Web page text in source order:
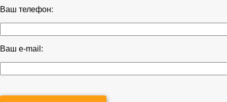
Ваш телефон:
Ваш e-mail: